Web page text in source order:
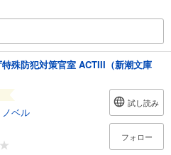
殊防犯対策官室 ACTIII（新潮文庫
ベル
試し読み
フォロー